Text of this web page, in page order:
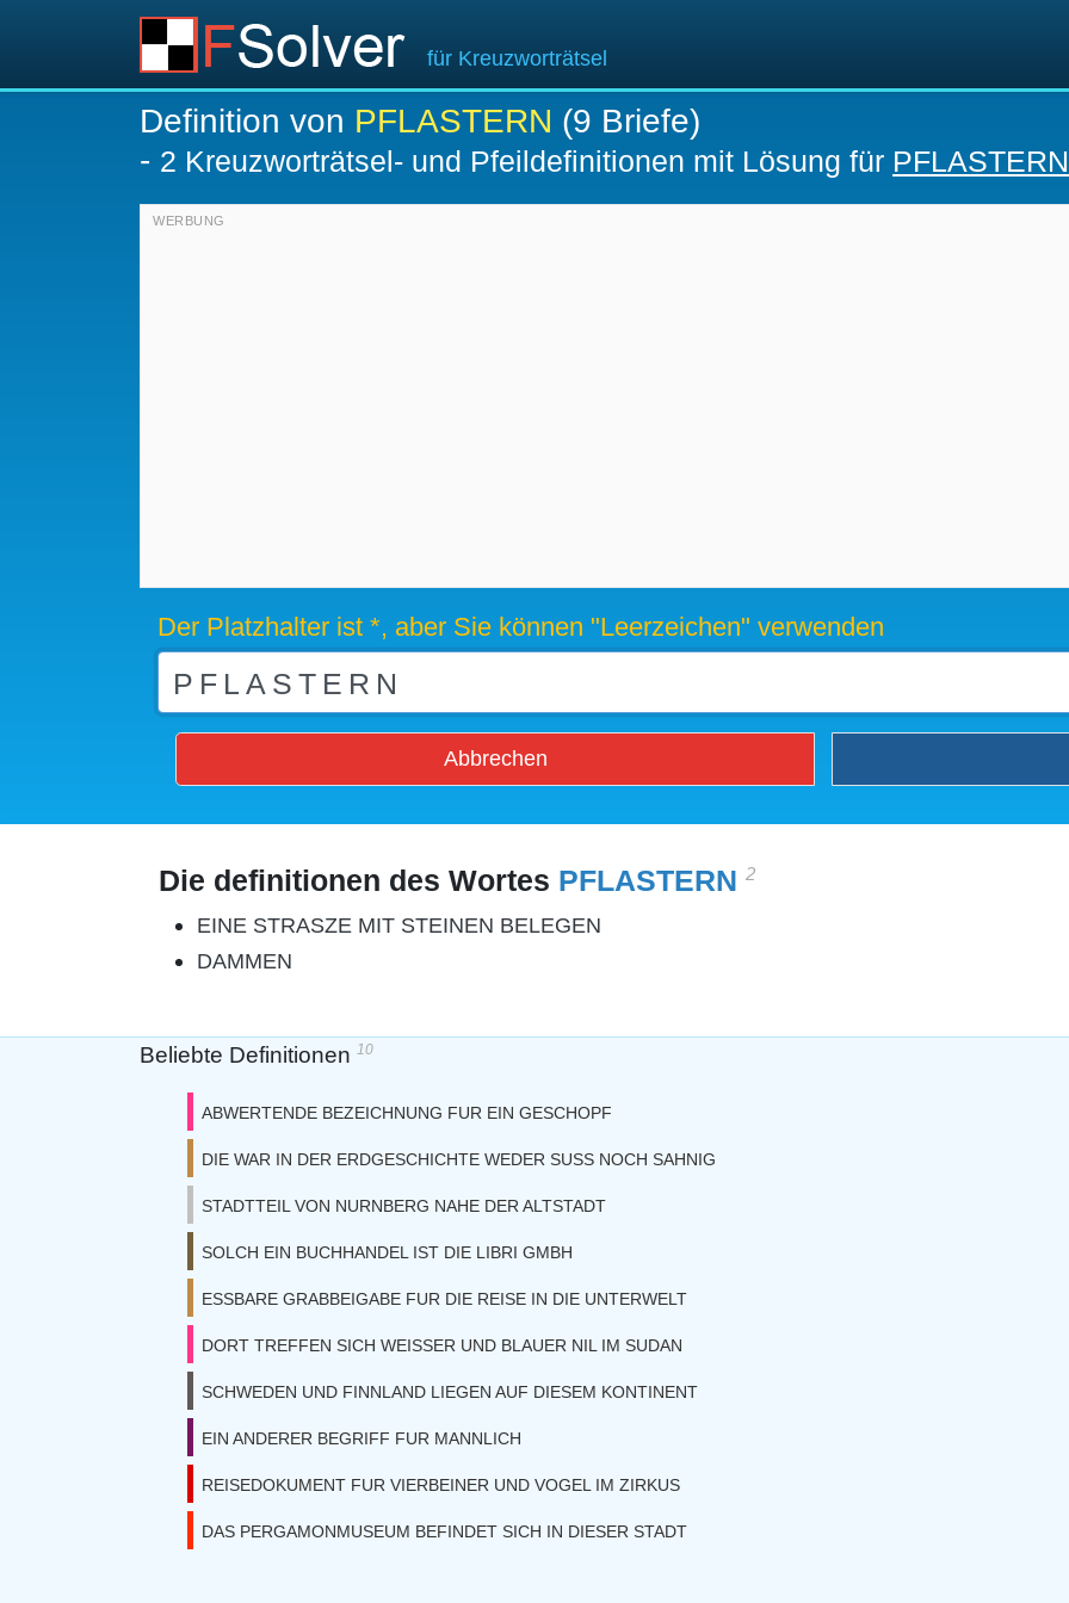
für Kreuzworträtsel
Definition von PFLASTERN (9 Briefe)
- 2 Kreuzworträtsel- und Pfeildefinitionen mit Lösung für PFLASTERN
Der Platzhalter ist *, aber Sie können "Leerzeichen" verwenden
Abbrechen
Die definitionen des Wortes PFLASTERN 2
EINE STRASZE MIT STEINEN BELEGEN
DAMMEN
Beliebte Definitionen 10
ABWERTENDE BEZEICHNUNG FUR EIN GESCHOPF
DIE WAR IN DER ERDGESCHICHTE WEDER SUSS NOCH SAHNIG
STADTTEIL VON NURNBERG NAHE DER ALTSTADT
SOLCH EIN BUCHHANDEL IST DIE LIBRI GMBH
ESSBARE GRABBEIGABE FUR DIE REISE IN DIE UNTERWELT
DORT TREFFEN SICH WEISSER UND BLAUER NIL IM SUDAN
SCHWEDEN UND FINNLAND LIEGEN AUF DIESEM KONTINENT
EIN ANDERER BEGRIFF FUR MANNLICH
REISEDOKUMENT FUR VIERBEINER UND VOGEL IM ZIRKUS
DAS PERGAMONMUSEUM BEFINDET SICH IN DIESER STADT